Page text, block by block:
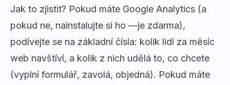
Jak to zjistit? Pokud máte Google Analytics (a
pokud ne, nainstalujte si ho —je zdarma),
podívejte se na základní čísla: kolik lidí za měsíc
web navštíví, a kolik z nich udělá to, co chcete
(vyplní formulář, zavolá, objedná). Pokud máte